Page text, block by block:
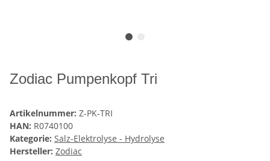
Zodiac Pumpenkopf Tri
Artikelnummer: Z-PK-TRI
HAN: R0740100
Kategorie: Salz-Elektrolyse - Hydrolyse
Hersteller: Zodiac